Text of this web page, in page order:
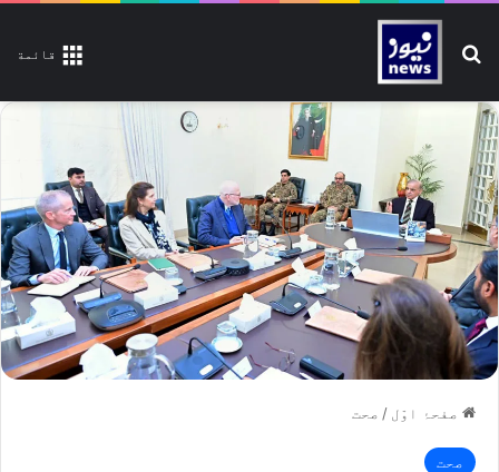
قائمة تلاش کیجیے
صفحۂ اوّل / صحت
صحت